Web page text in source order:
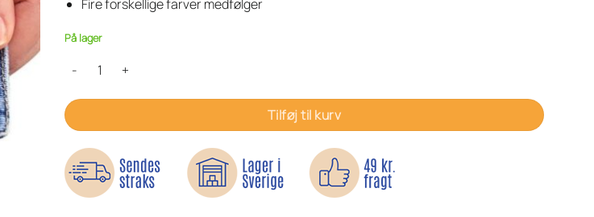
Fire forskellige farver medfølger
På lager
Taljeforlængere – giver bukserne mere plads i taljen antal
Tilføj til kurv